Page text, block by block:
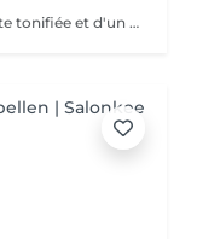
Envie d'un ventre plus plat, d'une silhouette tonifiée et d'un regain d'énergie ? Rejoignez mon cours de Pilates Mat en petit groupe ! Chaque séance vous fait travailler les abdominaux profonds, améliore votre posture, soulage le mal de dos et sculpte votre corps efficacement. Avec seulement 5 places disponibles, vous profitez d'un suivi personnalisé et de corrections adaptées pour maximiser vos résultats. Merci de prévoir l'appoint en espèces. 36 rue du Golf L-1638 Senningerberg Parking gratuit Toute réservation non honorée est due. Toute réservation non annulée 48h avant est due.